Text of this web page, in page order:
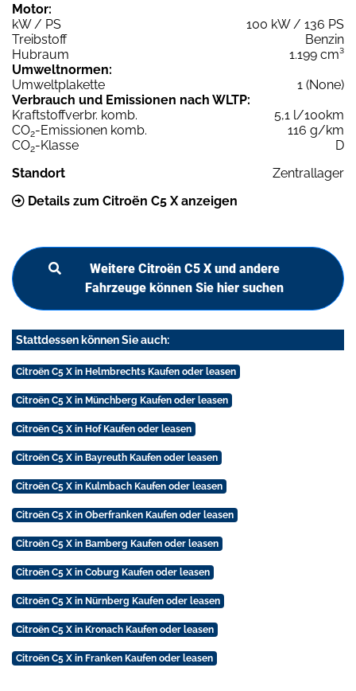
Motor:
kW / PS
100 kW / 136 PS
Treibstoff
Benzin
Hubraum
1.199 cm³
Umweltnormen:
Umweltplakette
1 (None)
Verbrauch und Emissionen nach WLTP:
Kraftstoffverbr. komb.
5,1 l/100km
CO2-Emissionen komb.
116 g/km
CO2-Klasse
D
Standort
Zentrallager
Details zum Citroën C5 X anzeigen
Weitere Citroën C5 X und andere
Fahrzeuge können Sie hier suchen
Stattdessen können Sie auch:
Citroën C5 X in Helmbrechts Kaufen oder leasen
Citroën C5 X in Münchberg Kaufen oder leasen
Citroën C5 X in Hof Kaufen oder leasen
Citroën C5 X in Bayreuth Kaufen oder leasen
Citroën C5 X in Kulmbach Kaufen oder leasen
Citroën C5 X in Oberfranken Kaufen oder leasen
Citroën C5 X in Bamberg Kaufen oder leasen
Citroën C5 X in Coburg Kaufen oder leasen
Citroën C5 X in Nürnberg Kaufen oder leasen
Citroën C5 X in Kronach Kaufen oder leasen
Citroën C5 X in Franken Kaufen oder leasen